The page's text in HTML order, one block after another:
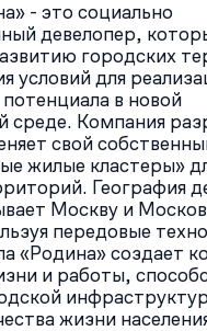
- это социально
девелопер,
городских
условий для
потенциала в новой
среде. Компания
свой
жилые кластеры»
География
Москву и
передовые
«Родина» создает
и работы,
жизни